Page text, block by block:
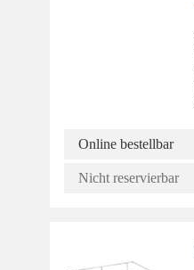
Online bestellbar
Nicht reservierbar